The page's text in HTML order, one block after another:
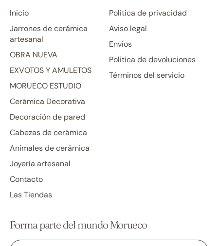
Inicio
Jarrones de cerámica
artesanal
OBRA NUEVA
EXVOTOS Y AMULETOS
MORUECO ESTUDIO
Cerámica Decorativa
Decoración de pared
Cabezas de cerámica
Animales de cerámica
Joyería artesanal
Contacto
Las Tiendas
Politica de privacidad
Aviso legal
Envíos
Politica de devoluciones
Términos del servicio
Forma parte del mundo Morueco